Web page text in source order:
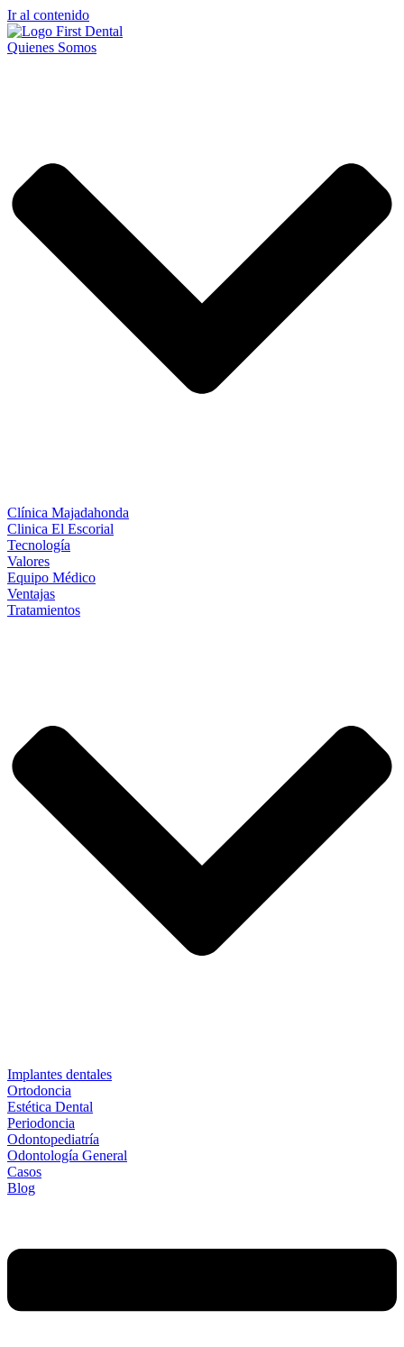
Ir al contenido
Quienes Somos
Clínica Majadahonda
Clinica El Escorial
Tecnología
Valores
Equipo Médico
Ventajas
Tratamientos
Implantes dentales
Ortodoncia
Estética Dental
Periodoncia
Odontopediatría
Odontología General
Casos
Blog